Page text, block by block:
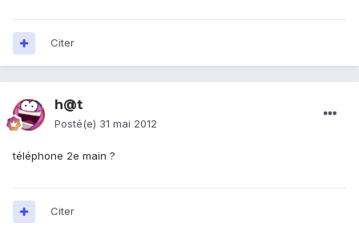
Citer
h@t
Posté(e) 31 mai 2012
téléphone 2e main ?
Citer